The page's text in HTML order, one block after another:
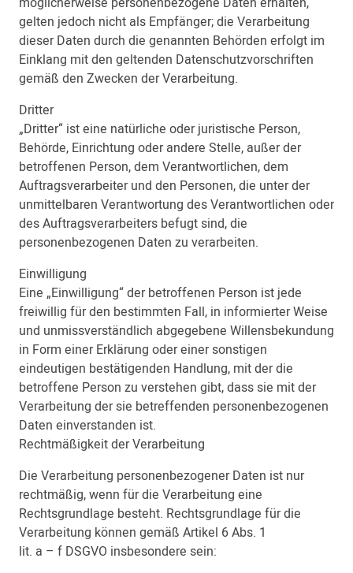
gelten jedoch nicht als Empfänger; die Verarbeitung
dieser Daten durch die genannten Behörden erfolgt im
Einklang mit den geltenden Datenschutzvorschriften
gemäß den Zwecken der Verarbeitung.
Dritter
„Dritter“ ist eine natürliche oder juristische Person,
Behörde, Einrichtung oder andere Stelle, außer der
betroffenen Person, dem Verantwortlichen, dem
Auftragsverarbeiter und den Personen, die unter der
unmittelbaren Verantwortung des Verantwortlichen oder
des Auftragsverarbeiters befugt sind, die
personenbezogenen Daten zu verarbeiten.
Einwilligung
Eine „Einwilligung“ der betroffenen Person ist jede
freiwillig für den bestimmten Fall, in informierter Weise
und unmissverständlich abgegebene Willensbekundung
in Form einer Erklärung oder einer sonstigen
eindeutigen bestätigenden Handlung, mit der die
betroffene Person zu verstehen gibt, dass sie mit der
Verarbeitung der sie betreffenden personenbezogenen
Daten einverstanden ist.
Rechtmäßigkeit der Verarbeitung
Die Verarbeitung personenbezogener Daten ist nur
rechtmäßig, wenn für die Verarbeitung eine
Rechtsgrundlage besteht. Rechtsgrundlage für die
Verarbeitung können gemäß Artikel 6 Abs. 1
lit. a – f DSGVO insbesondere sein: